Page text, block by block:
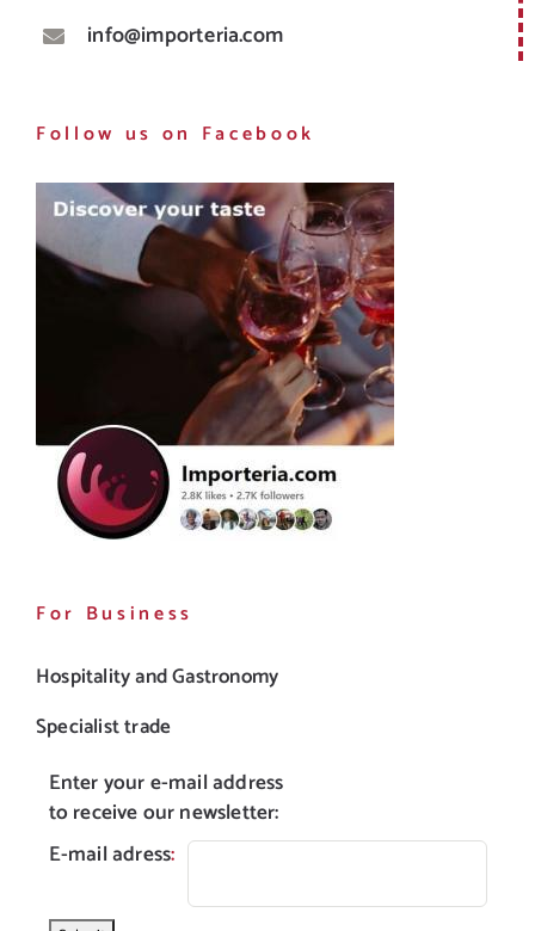
info@importeria.com
Follow us on Facebook
For Business
Hospitality and Gastronomy
Specialist trade
Enter your e-mail address
to receive our newsletter:
E-mail adress: